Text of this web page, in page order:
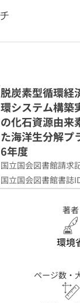
脱炭素型循環経
環システム構築
の化石資源由来
た海洋生分解プ
6年度
国立国会図書館請求
国立国会図書館書誌
著者
環境
ページ数・